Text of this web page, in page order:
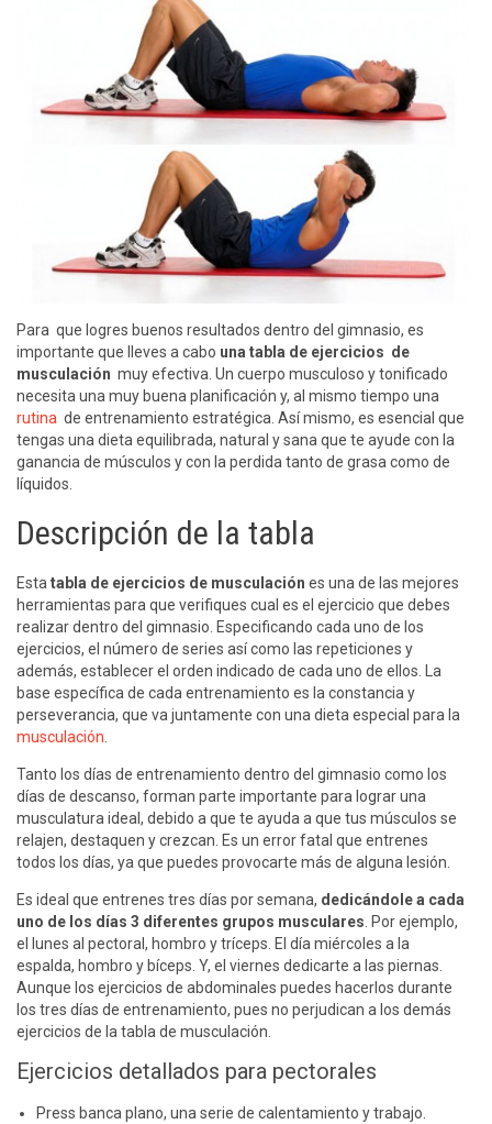
Para que logres buenos resultados dentro del gimnasio, es
importante que lleves a cabo una tabla de ejercicios de
musculación muy efectiva. Un cuerpo musculoso y tonificado
necesita una muy buena planificación y, al mismo tiempo una
rutina de entrenamiento estratégica. Así mismo, es esencial que
tengas una dieta equilibrada, natural y sana que te ayude con la
ganancia de músculos y con la perdida tanto de grasa como de
líquidos.
Descripción de la tabla
Esta tabla de ejercicios de musculación es una de las mejores
herramientas para que verifiques cual es el ejercicio que debes
realizar dentro del gimnasio. Especificando cada uno de los
ejercicios, el número de series así como las repeticiones y
además, establecer el orden indicado de cada uno de ellos. La
base específica de cada entrenamiento es la constancia y
perseverancia, que va juntamente con una dieta especial para la
musculación
Tanto los días de entrenamiento dentro del gimnasio como los
días de descanso, forman parte importante para lograr una
musculatura ideal, debido a que te ayuda a que tus músculos se
relajen, destaquen y crezcan. Es un error fatal que entrenes
todos los días, ya que puedes provocarte más de alguna lesión.
Es ideal que entrenes tres días por semana, dedicándole a cada
uno de los días 3 diferentes grupos musculares . Por ejemplo,
el lunes al pectoral, hombro y tríceps. El día miércoles a la
espalda, hombro y bíceps. Y, el viernes dedicarte a las piernas.
Aunque los ejercicios de abdominales puedes hacerlos durante
los tres días de entrenamiento, pues no perjudican a los demás
ejercicios de la tabla de musculación.
Ejercicios detallados para pectorales
Press banca plano, una serie de calentamiento y trabajo.